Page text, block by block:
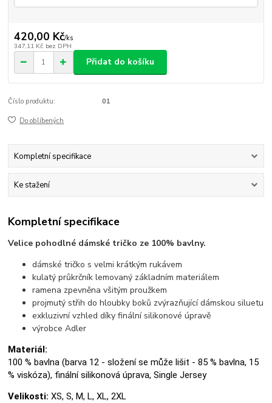
420,00 Kč/ks
347,11 Kč bez DPH
Přidat do košíku
Číslo produktu: 01
Do oblíbených
Kompletní specifikace
Ke stažení
Kompletní specifikace
Velice pohodlné dámské tričko ze 100% bavlny.
dámské tričko s velmi krátkým rukávem
kulatý průkrčník lemovaný základním materiálem
ramena zpevněna všitým proužkem
projmutý střih do hloubky boků zvýrazňující dámskou siluetu
exkluzivní vzhled díky finální silikonové úpravě
výrobce Adler
Materiál:
100 % bavlna (barva 12 - složení se může lišit - 85 % bavlna, 15
% viskóza), finální silikonová úprava, Single Jersey
Velikosti: XS, S, M, L, XL, 2XL